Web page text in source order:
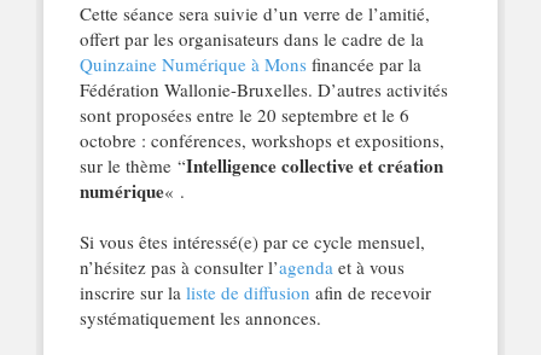
Cette séance sera suivie d’un verre de l’amitié,
offert par les organisateurs dans le cadre de la
Quinzaine Numérique à Mons financée par la
Fédération Wallonie-Bruxelles. D’autres activités
sont proposées entre le 20 septembre et le 6
octobre : conférences, workshops et expositions,
sur le thème “Intelligence collective et création
numérique« .
Si vous êtes intéressé(e) par ce cycle mensuel,
n’hésitez pas à consulter l’agendaet à vous
inscrire sur la liste de diffusion afin de recevoir
systématiquement les annonces.